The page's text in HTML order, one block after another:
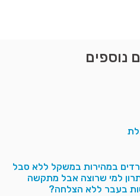
נוספים
במהירות במשקל ללא סבל
למי שרוצה אבל מתקשה
בעבר ללא הצלחה?